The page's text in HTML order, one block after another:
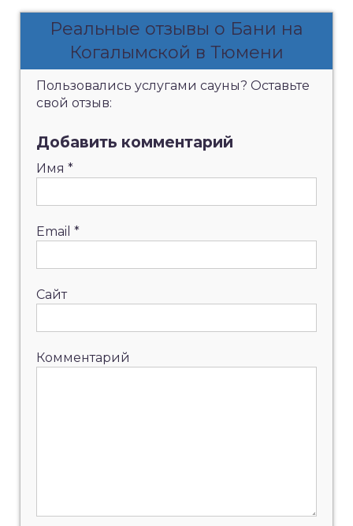
Реальные отзывы о Бани на
Когалымской в Тюмени
Пользовались услугами сауны? Оставьте
свой отзыв:
Добавить комментарий
Имя *
Email *
Сайт
Комментарий